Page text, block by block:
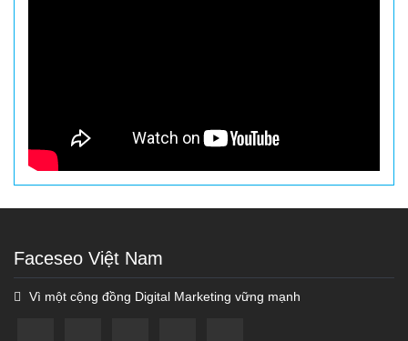
Faceseo Việt Nam
Vì một cộng đồng Digital Marketing vững mạnh